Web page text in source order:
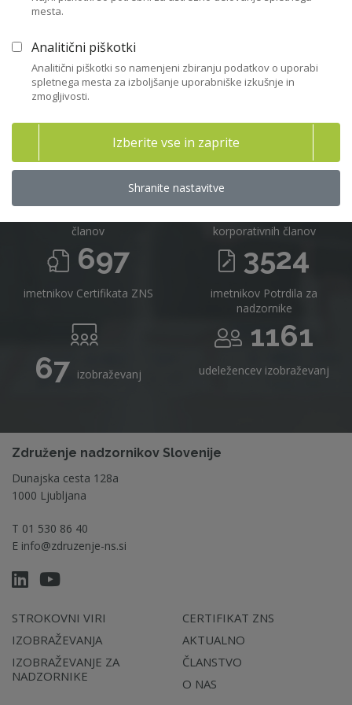
716
članov
16
korporativnih članov
697
imetnikov Certifikata ZNS
3524
imetnikov Potrdila za
nadzornike
67 izobraževanj
1161
udeležencev izobraževanj
Združenje nadzornikov Slovenije
Dunajska cesta 128a
1000 Ljubljana
T 01 530 86 40
E info@zdruzenje-ns.si
STROKOVNI VIRI
IZOBRAŽEVANJA
IZOBRAŽEVANJE ZA
NADZORNIKE
CERTIFIKAT ZNS
AKTUALNO
ČLANSTVO
O NAS
mesta.
Analitični piškotki
Analitični piškotki so namenjeni zbiranju podatkov o uporabi
spletnega mesta za izboljšanje uporabniške izkušnje in
zmogljivosti.
Izberite vse in zaprite
Shranite nastavitve